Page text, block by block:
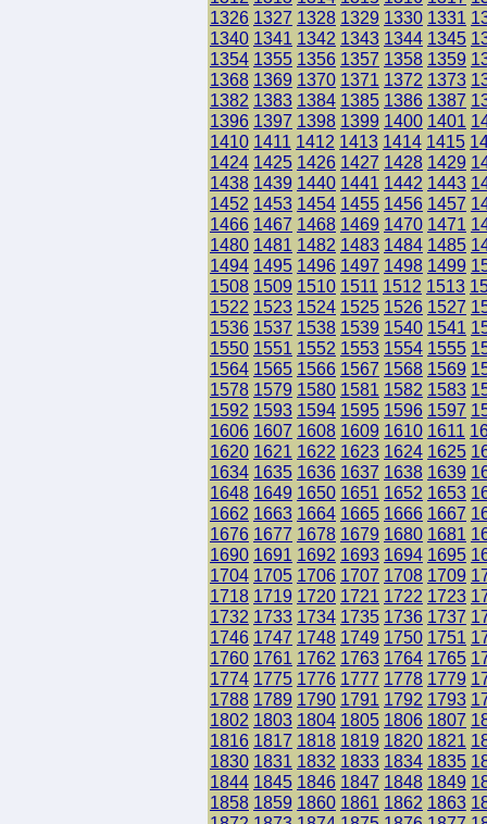
1326 1327 1328 1329 1330 1331
1340 1341 1342 1343 1344 1345
1354 1355 1356 1357 1358 1359
1368 1369 1370 1371 1372 1373
1382 1383 1384 1385 1386 1387
1396 1397 1398 1399 1400 1401
1410 1411 1412 1413 1414 1415
1424 1425 1426 1427 1428 1429
1438 1439 1440 1441 1442 1443
1452 1453 1454 1455 1456 1457
1466 1467 1468 1469 1470 1471
1480 1481 1482 1483 1484 1485
1494 1495 1496 1497 1498 1499
1508 1509 1510 1511 1512 1513
1522 1523 1524 1525 1526 1527
1536 1537 1538 1539 1540 1541
1550 1551 1552 1553 1554 1555
1564 1565 1566 1567 1568 1569
1578 1579 1580 1581 1582 1583
1592 1593 1594 1595 1596 1597
1606 1607 1608 1609 1610 1611
1620 1621 1622 1623 1624 1625
1634 1635 1636 1637 1638 1639
1648 1649 1650 1651 1652 1653
1662 1663 1664 1665 1666 1667
1676 1677 1678 1679 1680 1681
1690 1691 1692 1693 1694 1695
1704 1705 1706 1707 1708 1709
1718 1719 1720 1721 1722 1723
1732 1733 1734 1735 1736 1737
1746 1747 1748 1749 1750 1751
1760 1761 1762 1763 1764 1765
1774 1775 1776 1777 1778 1779
1788 1789 1790 1791 1792 1793
1802 1803 1804 1805 1806 1807
1816 1817 1818 1819 1820 1821
1830 1831 1832 1833 1834 1835
1844 1845 1846 1847 1848 1849
1858 1859 1860 1861 1862 1863